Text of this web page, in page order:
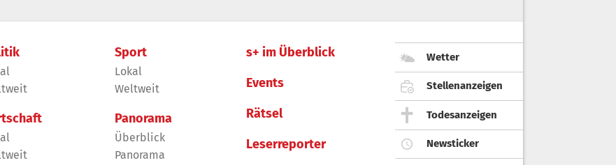
Sport
Lokal
Weltweit
Panorama
Überblick
Panorama
s+ im Überblick
Events
Rätsel
Leserreporter
Wetter
Stellenanzeigen
Todesanzeigen
Newsticker